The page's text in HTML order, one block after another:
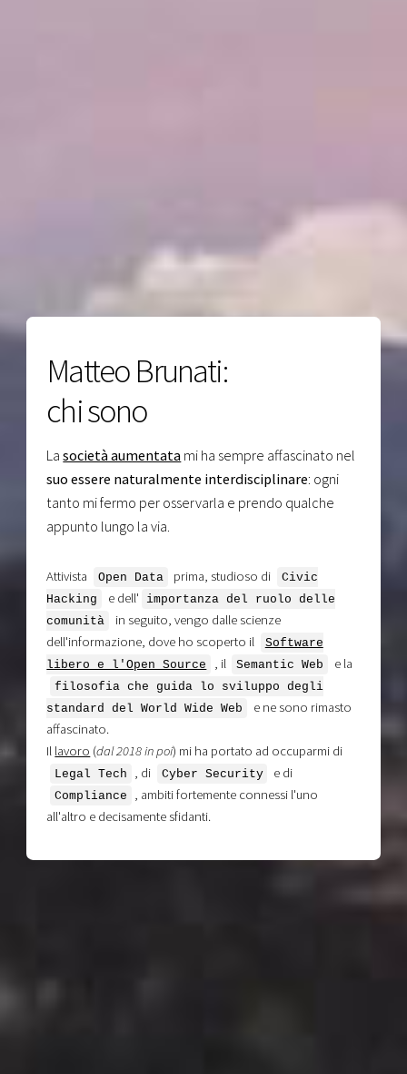
Matteo Brunati:
chi sono
Lasocietà aumentata mi ha sempre affascinato nel
suo essere naturalmente interdisciplinare: ogni
tanto mi fermo per osservarla e prendo qualche
appunto lungo la via.
Attivista Open Data prima, studioso di
Civic
Hacking
e dell'
importanza del ruolo delle
comunità
in seguito, vengo dalle scienze
dell'informazione, dove ho scoperto il
Software
libero e l'Open Source
, il Semantic Web e la
filosofia che guida lo sviluppo degli
standard del World Wide Web
e ne sono rimasto
affascinato.
Il lavoro (dal 2018 in poi) mi ha portato ad occuparmi di
Legal Tech , di Cyber Security e di
Compliance
, ambiti fortemente connessi l'uno
all'altro e decisamente sfidanti.